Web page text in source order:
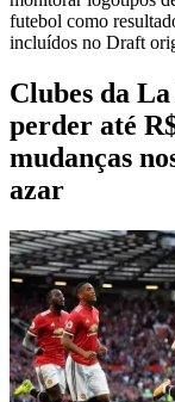
futebol como
incluídos no Draft
Clubes da
perder até
mudanças
azar